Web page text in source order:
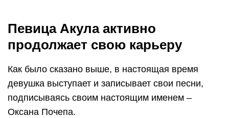
Певица Акула активно
продолжает свою карьеру
Как было сказано выше, в настоящая время
девушка выступает и записывает свои песни,
подписываясь своим настоящим именем –
Оксана Почепа.